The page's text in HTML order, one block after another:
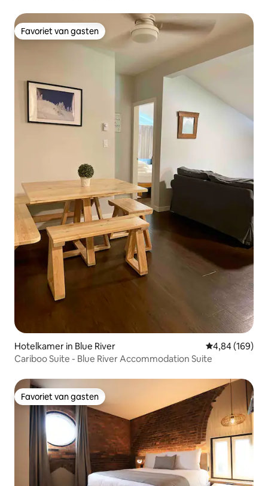
Favoriet van gasten
Favoriet van gasten
Hotelkamer in Blue River Gemiddelde
4,84 (169)
Cariboo Suite - Blue River Accommodation Suite
Favoriet van gasten
Favoriet van gasten